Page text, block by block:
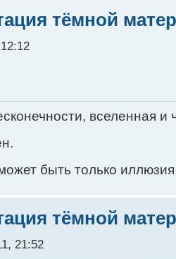
тёмной
вселенная и
быть только
тёмной
21:52